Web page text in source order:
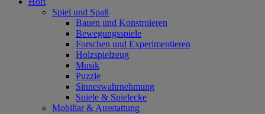
Spiel und Spaß
Bauen und Konstruieren
Bewegungsspiele
Forschen und Experimentieren
Holzspielzeug
Musik
Puzzle
Sinneswahrnehmung
Spiele & Spielecke
Mobiliar & Ausstattung